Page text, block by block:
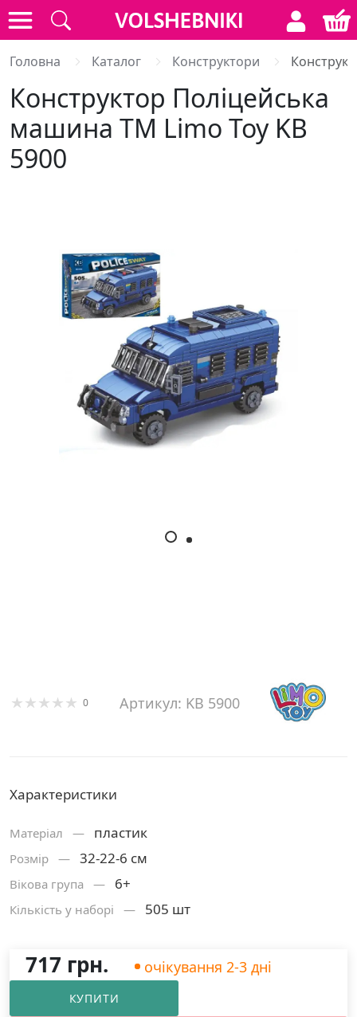
Головна Каталог Конструктори
Конструктор Поліцейська
машина ТМ Limo Toy KB
5900
0 Артикул: KB 5900
Характеристики
Матерiал — пластик
Розмiр — 32-22-6 см
Вікова група — 6+
Кількість у наборі — 505 шт
717 грн. очікування 2-3 дні
КУПИТИ